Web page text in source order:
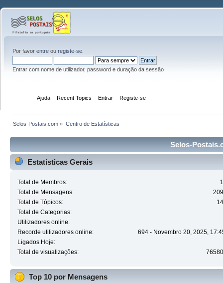
Por favor entre ou registe-se
Entrar com nome de utilizador, password e duração da sessão
Ajuda Recent Topics Entrar Registe-se
Selos-Postais.com » Centro de Estatísticas
Selos-
Estatísticas Gerais
Total de Membros:
Total de Mensagens:
Total de Tópicos:
Total de Categorias:
Utilizadores online:
Recorde utilizadores online:
694 - Novembro 20, 2025,
Ligados Hoje:
Total de visualizações:
Top 10 por Mensagens